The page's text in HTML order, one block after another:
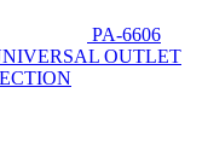
PA-6606
OUTLET